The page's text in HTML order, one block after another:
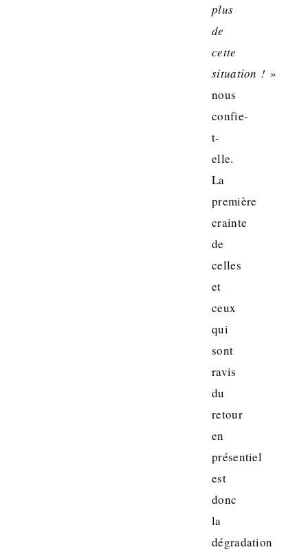
plus
de
cette
situation ! »
nous
confie-
t-
elle.
La
première
crainte
de
celles
et
ceux
qui
sont
ravis
du
retour
en
présentiel
est
donc
la
dégradation